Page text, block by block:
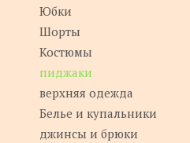
Юбки
Шорты
Костюмы
пиджаки
верхняя одежда
Белье и купальники
джинсы и брюки